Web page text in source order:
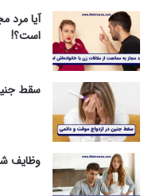
آیا مرد
است؟!
سقط
وظایف